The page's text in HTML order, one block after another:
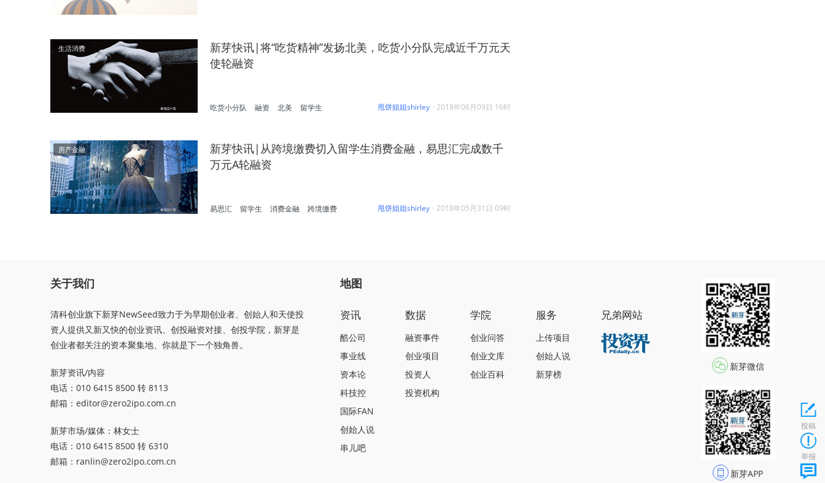
生活消费
新芽快讯|将“吃货精神”发扬北美，吃货小分队完成近千万元天
使轮融资
甩饼姐姐shirley · 2018年06月09日 16时
吃货小分队 融资 北美 留学生
房产金融
新芽快讯|从跨境缴费切入留学生消费金融，易思汇完成数千
万元A轮融资
甩饼姐姐shirley · 2018年05月31日 09时
易思汇 留学生 消费金融 跨境缴费
关于我们
清科创业旗下新芽NewSeed致力于为早期创业者、创始人和天使投
资人提供又新又快的创业资讯、创投融资对接、创投学院，新芽是
创业者都关注的资本聚集地、你就是下一个独角兽。
新芽资讯/内容
电话：010 6415 8500 转 8113
邮箱： editor@zero2ipo.com.cn
新芽市场/媒体：林女士
电话：010 6415 8500 转 6310
邮箱： ranlin@zero2ipo.com.cn
地图
资讯
酷公司
事业线
资本论
科技控
国际FAN
创始人说
串儿吧
数据
融资事件
创业项目
投资人
投资机构
学院
创业问答
创业文库
创业百科
服务
上传项目
创始人说
新芽榜
兄弟网站
新芽微信
新芽APP
投稿
举报